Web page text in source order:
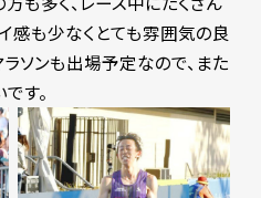
感も少なくとても雰囲気の良
ソンも出場予定なので、また
す。